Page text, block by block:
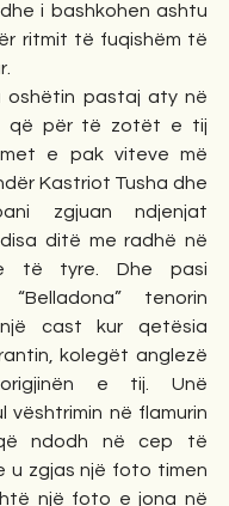
i bashkohen ashtu
ritmit të fuqishëm të
oshëtin pastaj aty në
që për të zotët e tij
e pak viteve më
Kastriot Tusha dhe
zgjuan ndjenjat
ditë me radhë në
të tyre. Dhe pasi
tenorin
cast kur qetësia
kolegët anglezë
e tij. Unë
vështrimin në flamurin
ndodh në cep të
u zgjas një foto timen
një foto e jona në